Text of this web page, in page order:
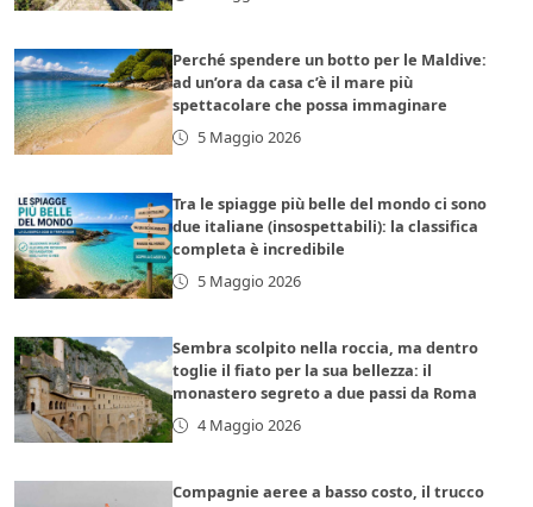
Perché spendere un botto per le Maldive:
ad un’ora da casa c’è il mare più
spettacolare che possa immaginare
5 Maggio 2026
Tra le spiagge più belle del mondo ci sono
due italiane (insospettabili): la classifica
completa è incredibile
5 Maggio 2026
Sembra scolpito nella roccia, ma dentro
toglie il fiato per la sua bellezza: il
monastero segreto a due passi da Roma
4 Maggio 2026
Compagnie aeree a basso costo, il trucco